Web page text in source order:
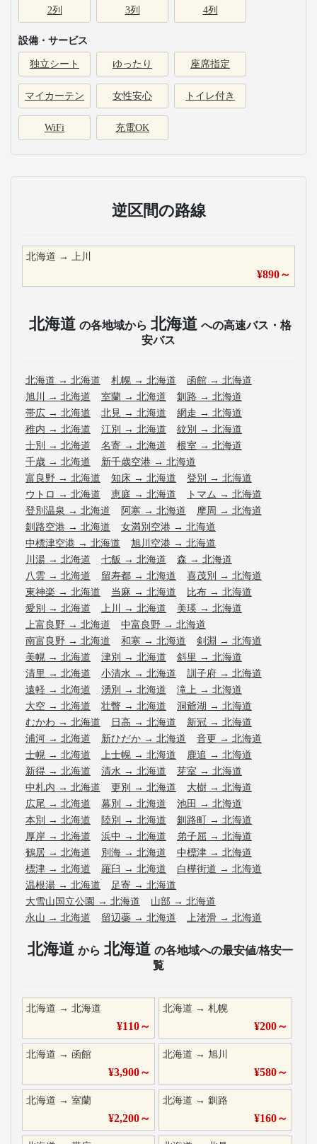
2列 3列 4列
設備・サービス
独立シート ゆったり 座席指定
マイカーテン 女性安心 トイレ付き
WiFi 充電OK
逆区間の路線
北海道 → 上川
¥890～
北海道 の各地域から 北海道 への高速バス・格
安バス
北海道 → 北海道 札幌 → 北海道 函館 → 北海道
旭川
→ 北海道 室蘭 → 北海道 釧路 → 北海道
帯広 → 北海道 北見 → 北海道 網走 → 北海道
稚内 → 北海道 江別 → 北海道 紋別 → 北海道
士別 → 北海道 名寄 → 北海道 根室 → 北海道
千歳 → 北海道 新千歳空港 → 北海道
富良野 → 北海道 知床 → 北海道 登別 → 北海道
ウトロ → 北海道 恵庭 → 北海道 トマム → 北海道
登別温泉 → 北海道 阿寒 → 北海道 摩周 → 北海道
釧路空港 → 北海道 女満別空港 → 北海道
中標津空港 → 北海道 旭川空港 → 北海道
川湯 → 北海道 七飯 → 北海道 森 → 北海道
八雲 → 北海道 留寿都 → 北海道 喜茂別 → 北海道
東神楽 → 北海道 当麻 → 北海道 比布 → 北海道
愛別 → 北海道 上川 → 北海道 美瑛 → 北海道
上富良野 → 北海道 中富良野 → 北海道
南富良野 → 北海道 和寒 → 北海道 剣淵 → 北海道
美幌 → 北海道 津別 → 北海道 斜里 → 北海道
清里 → 北海道 小清水 → 北海道 訓子府 → 北海道
遠軽 → 北海道 湧別 → 北海道 滝上 → 北海道
大空 → 北海道 壮瞥 → 北海道 洞爺湖 → 北海道
むかわ → 北海道 日高 → 北海道 新冠 → 北海道
浦河 → 北海道 新ひだか → 北海道 音更 → 北海道
士幌 → 北海道 上士幌 → 北海道 鹿追 → 北海道
新得 → 北海道 清水 → 北海道 芽室 → 北海道
中札内 → 北海道 更別 → 北海道 大樹 → 北海道
広尾 → 北海道 幕別 → 北海道 池田 → 北海道
本別 → 北海道 陸別 → 北海道 釧路町 → 北海道
厚岸 → 北海道 浜中 → 北海道 弟子屈 → 北海道
鶴居 → 北海道 別海 → 北海道 中標津 → 北海道
標津 → 北海道 羅臼 → 北海道 白樺街道 → 北海道
温根湯 → 北海道 足寄 → 北海道
大雪山国立公園 → 北海道 山部 → 北海道
永山 → 北海道 留辺蘂 → 北海道 上渚滑 → 北海道
北海道 から 北海道 の各地域への最安値/格安一
覧
北海道 → 北海道
¥110～
北海道 →札幌
¥200～
北海道 → 函館
¥3,900～
北海道 →旭川
¥580～
北海道 → 室蘭
¥2,200～
北海道 →釧路
¥160～